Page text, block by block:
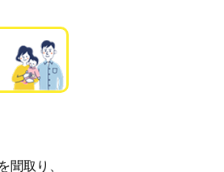
聞取り、